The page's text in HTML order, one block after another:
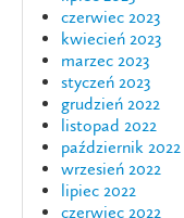
czerwiec 2023
kwiecień 2023
marzec 2023
styczeń 2023
grudzień 2022
listopad 2022
październik 2022
wrzesień 2022
lipiec 2022
czerwiec 2022